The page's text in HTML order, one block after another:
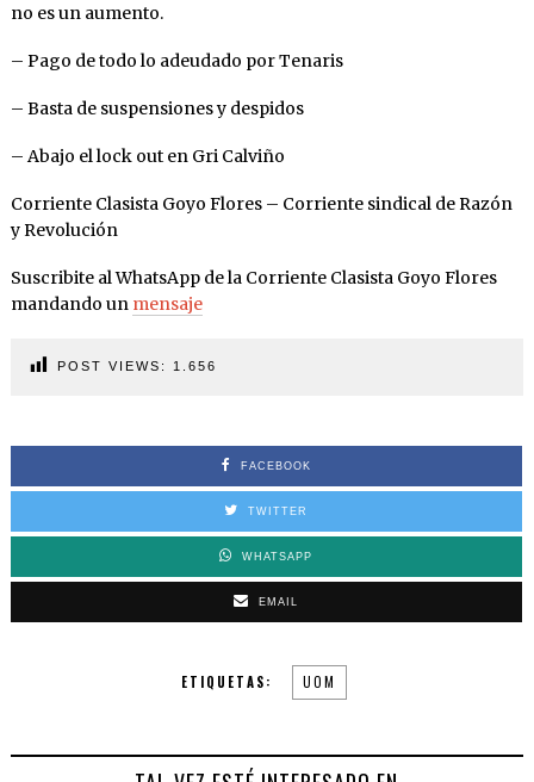
no es un aumento.
– Pago de todo lo adeudado por Tenaris
– Basta de suspensiones y despidos
– Abajo el lock out en Gri Calviño
Corriente Clasista Goyo Flores – Corriente sindical de Razón
y Revolución
Suscribite al WhatsApp de la Corriente Clasista Goyo Flores
mandando un mensaje
POST VIEWS: 1.656
FACEBOOK
TWITTER
WHATSAPP
EMAIL
ETIQUETAS: UOM